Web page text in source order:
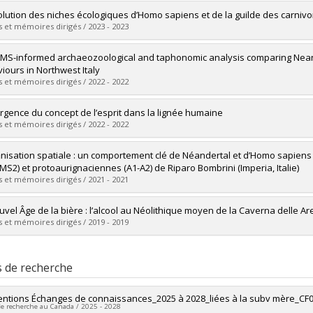
le document dans Papyrus
:Falardeau, Stéphanie
Maîtrise
obtenu :M. Sc.
le document dans Papyrus
des niches écologiques d’Homo sapiens et de la guilde des
et mémoires dirigés / 2023 - 2023
:Bouchard, Catherine
Maîtrise
obtenu :M. Sc.
le document dans Papyrus
informed archaeozoological and taphonomic analysis comparing
in Northwest Italy
et mémoires dirigés / 2022 - 2022
: Pothier Bouchard, Geneviève
Doctorat
obtenu :Ph. D.
le document dans Papyrus
du concept de l’esprit dans la lignée humaine
et mémoires dirigés / 2022 - 2022
:Bigras, Caroline
Maîtrise
obtenu :M. Sc.
le document dans Papyrus
spatiale : un comportement clé de Néandertal et d’Homo
et protoaurignaciennes (A1-A2) de Riparo Bombrini (Imperia, Italie)
et mémoires dirigés / 2021 - 2021
:Vallerand, Amélie
Maîtrise
obtenu :M. Sc.
Âge de la bière : l’alcool au Néolithique moyen de la Caverna delle
et mémoires dirigés / 2019 - 2019
Maîtrise
obtenu :M. Sc. A.
le document dans Papyrus
de recherche
Échanges de connaissances_2025 à 2028_liées à la subv
recherche au Canada / 2025 - 2028